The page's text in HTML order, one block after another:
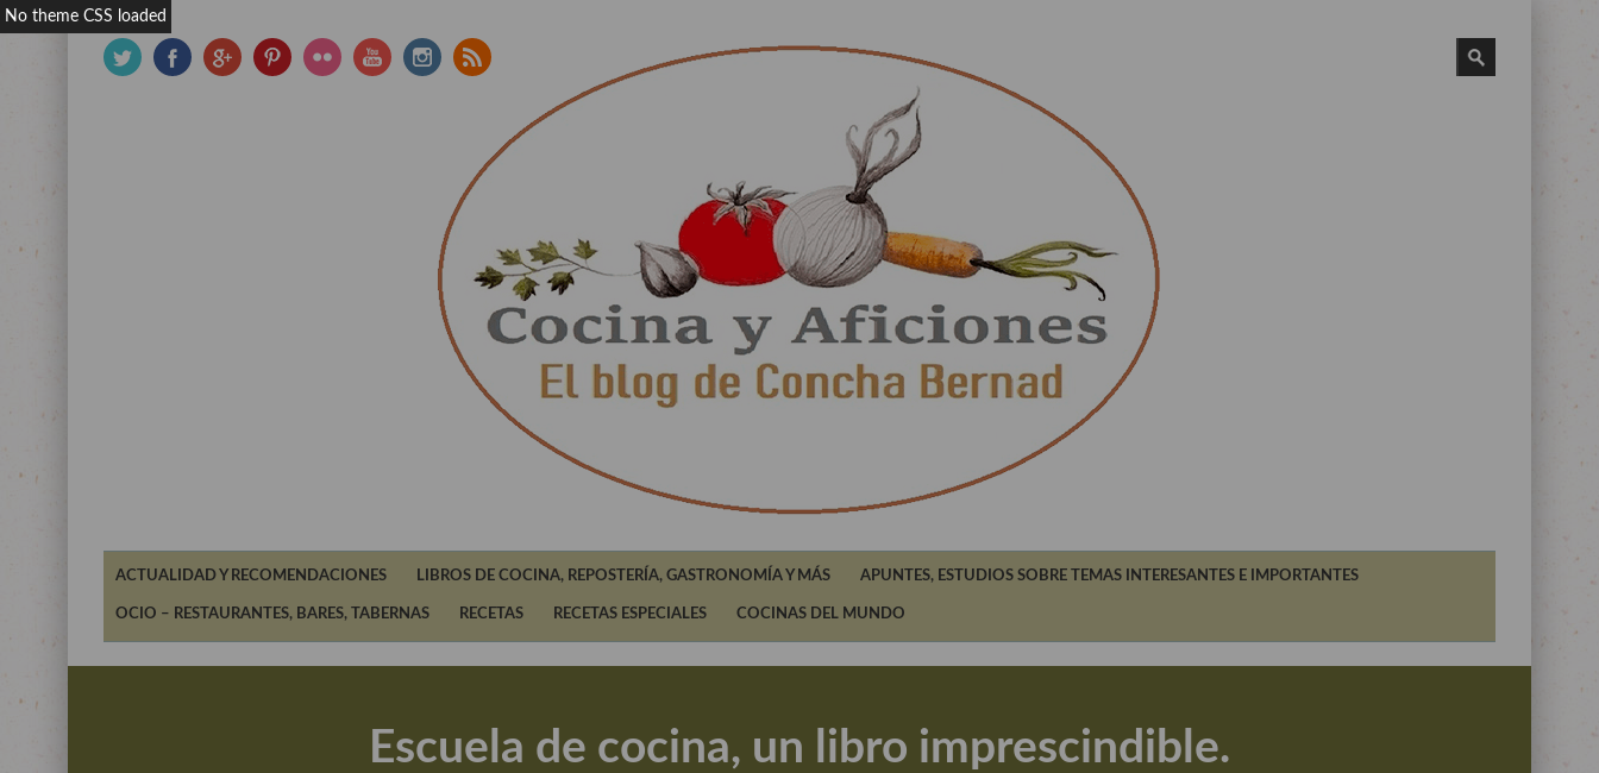
ACTUALIDAD Y RECOMENDACIONES LIBROS DE COCINA, REPOSTERÍA, GASTRONOMÍA Y MÁS APUNTES, ESTUDIOS SOBRE TEMAS INTERESANTES E IMPORTANTES
OCIO – RESTAURANTES, BARES, TABERNAS RECETAS RECETAS ESPECIALES COCINAS DEL MUNDO
Escuela de cocina, un libro imprescindible.
No theme CSS loaded